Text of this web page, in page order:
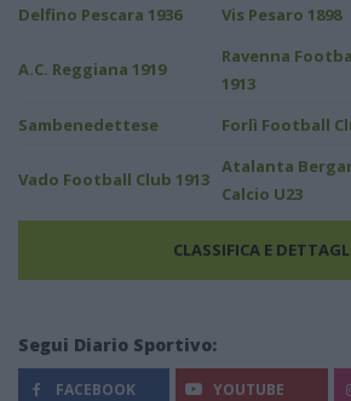
Delfino Pescara 1936 Vis Pesaro 1898
A.C. Reggiana 1919
Ravenna
1913
Sambenedettese Forlì Football
Vado Football Club 1913
Atalanta
Calcio U23
CLASSIFICA E
Segui Diario Sportivo:
FACEBOOK YOUTUBE